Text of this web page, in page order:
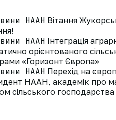
НААН Вітання
НААН Інтеграція
орієнтованого
«Горизонт Європа»
НААН Перехід на
НААН, академік про
сільського господарства